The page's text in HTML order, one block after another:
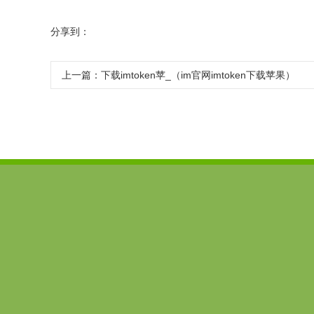
分享到：
上一篇： 下载imtoken苹_（im官网imtoken下载苹果）